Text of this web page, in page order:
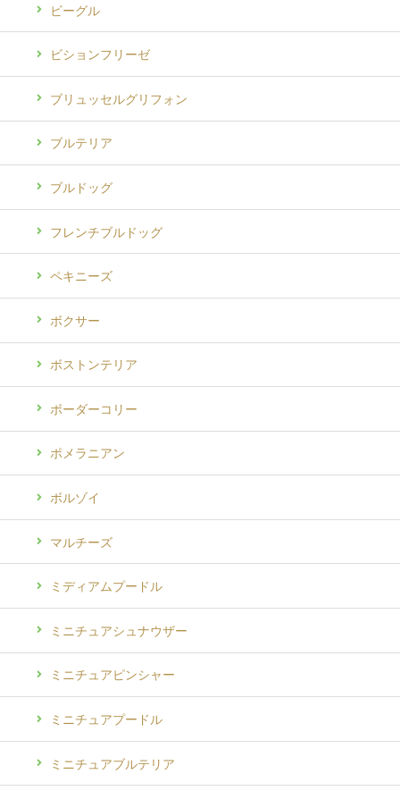
ビーグル
ビションフリーゼ
ブリュッセルグリフォン
ブルテリア
ブルドッグ
フレンチブルドッグ
ペキニーズ
ボクサー
ボストンテリア
ボーダーコリー
ポメラニアン
ボルゾイ
マルチーズ
ミディアムプードル
ミニチュアシュナウザー
ミニチュアピンシャー
ミニチュアプードル
ミニチュアブルテリア